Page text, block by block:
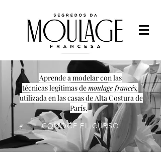
Aprende a modelar con las
técnicas legítimas demoulage francés,
utilizada en las casas de Alta Costura de
París.
CONOCE EL CURSO